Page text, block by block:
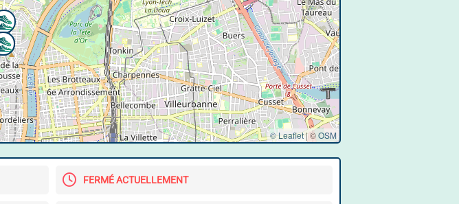
© Leaflet |©OSM
FERMÉ ACTUELLEMENT